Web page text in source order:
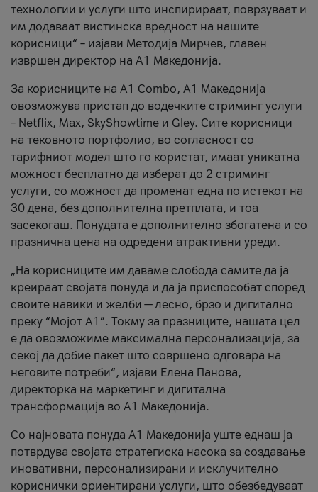
технологии и услуги што инспирираат, поврзуваат и
им додаваат вистинска вредност на нашите
корисници“ – изјави Методија Мирчев, главен
извршен директор на А1 Македонија.
За корисниците на A1 Combo, А1 Македонија
овозможува пристап до водечките стриминг услуги
– Netflix, Max, SkyShowtime и Gley. Сите корисници
на тековното портфолио, во согласност со
тарифниот модел што го користат, имаат уникатна
можност бесплатно да изберат до 2 стриминг
услуги, со можност да променат една по истекот на
30 дена, без дополнителна претплата, и тоа
засекогаш. Понудата е дополнително збогатена и со
празнична цена на одредени атрактивни уреди.
„На корисниците им даваме слобода самите да ја
креираат својата понуда и да ја приспособат според
своите навики и желби — лесно, брзо и дигитално
преку “Мојот А1”. Токму за празниците, нашата цел
е да овозможиме максимална персонализација, за
секој да добие пакет што совршено одговара на
неговите потреби“, изјави Елена Панова,
директорка на маркетинг и дигитална
трансформација во А1 Македонија.
Со најновата понуда А1 Македонија уште еднаш ја
потврдува својата стратегиска насока за создавање
иновативни, персонализирани и исклучително
кориснички ориентирани услуги, што обезбедуваат